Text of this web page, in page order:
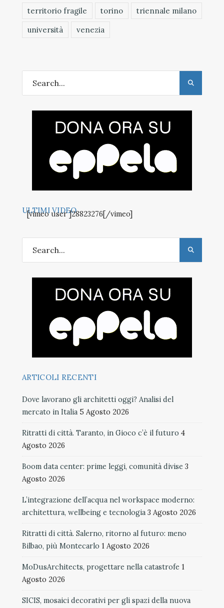
territorio fragile torino
triennale milano
università
venezia
ULTIMI VIDEO
[vimeo user ]28823276[/vimeo]
ARTICOLI RECENTI
Dove lavorano gli architetti oggi? Analisi del
mercato in Italia 5 Agosto 2026
Ritratti di città. Taranto, in Gioco c’è il futuro 4
Agosto 2026
Boom data center: prime leggi, comunità divise 3
Agosto 2026
L’integrazione dell’acqua nel workspace moderno:
architettura, wellbeing e tecnologia 3 Agosto 2026
Ritratti di città. Salerno, ritorno al futuro: meno
Bilbao, più Montecarlo 1 Agosto 2026
MoDusArchitects, progettare nella catastrofe 1
Agosto 2026
SICIS, mosaici decorativi per gli spazi della nuova